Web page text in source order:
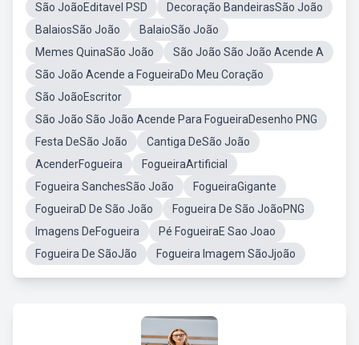
São JoãoEditavel PSD
Decoração BandeirasSão João
BalaiosSão João
BalaioSão João
Memes QuinaSão João
São João São João Acende A
São João Acende a FogueiraDo Meu Coração
São JoãoEscritor
São João São João Acende Para FogueiraDesenho PNG
Festa DeSão João
Cantiga DeSão João
AcenderFogueira
FogueiraArtificial
Fogueira SanchesSão João
FogueiraGigante
FogueiraD De São João
Fogueira De São JoãoPNG
Imagens DeFogueira
Pé FogueiraE Sao Joao
Fogueira De SãoJão
Fogueira Imagem SãoJjoão